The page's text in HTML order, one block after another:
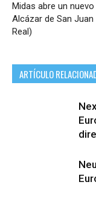
Midas abre un
Alcázar de San Juan
Real)
ARTÍCULO